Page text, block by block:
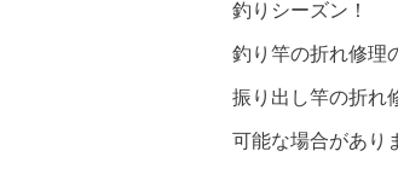
釣りシーズン！
釣り竿の折れ修理
振り出し竿の折れ
可能な場合があり